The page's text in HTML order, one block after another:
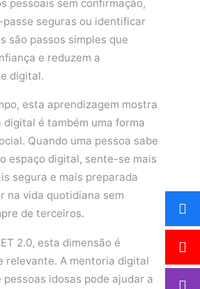
pessoais sem confirmação,
seguras ou identificar
são passos simples que
e reduzem a
digital.
esta aprendizagem mostra
digital é também uma forma
Quando uma pessoa sabe
espaço digital, sente-se mais
segura e mais preparada
na vida quotidiana sem
de terceiros.
2.0, esta dimensão é
relevante. A mentoria digital
pessoas idosas pode ajudar a